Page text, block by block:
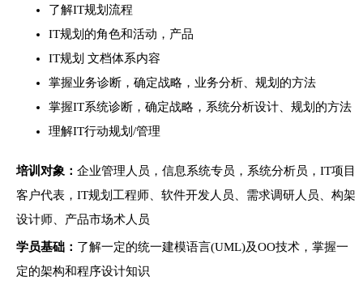
了解IT规划流程
IT规划的角色和活动，产品
IT规划 文档体系内容
掌握业务诊断，确定战略，业务分析、规划的方法
掌握IT系统诊断，确定战略，系统分析设计、规划的方法
理解IT行动规划/管理
培训对象： 企业管理人员，信息系统专员，系统分析员，IT项目
客户代表，IT规划工程师、软件开发人员、需求调研人员、构架
设计师、产品市场术人员
学员基础： 了解一定的统一建模语言(UML)及OO技术，掌握一
定的架构和程序设计知识